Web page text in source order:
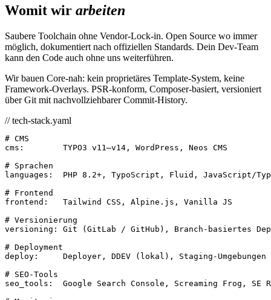
Womit wir arbeiten
Saubere Toolchain ohne Vendor-Lock-in. Open Source wo immer
möglich, dokumentiert nach offiziellen Standards. Dein Dev-Team
kann den Code auch ohne uns weiterführen.
Wir bauen Core-nah: kein proprietäres Template-System, keine
Framework-Overlays. PSR-konform, Composer-basiert, versioniert
über Git mit nachvollziehbarer Commit-History.
// tech-stack.yaml
# CMS
cms :
TYPO3 v11–v14, WordPress, Neos CMS
# Sprachen
languages :
PHP 8.2+, TypoScript, Fluid, JavaScript/
# Frontend
frontend :
Tailwind CSS, Alpine.js, Vanilla JS
# Versionierung
versioning :
Git (GitLab / GitHub), Branch-basiertes
# Deployment
deploy :
Deployer, DDEV (lokal), Staging-Umgebungen
# SEO-Tools
seo_tools :
Google Search Console, Screaming Frog, SE